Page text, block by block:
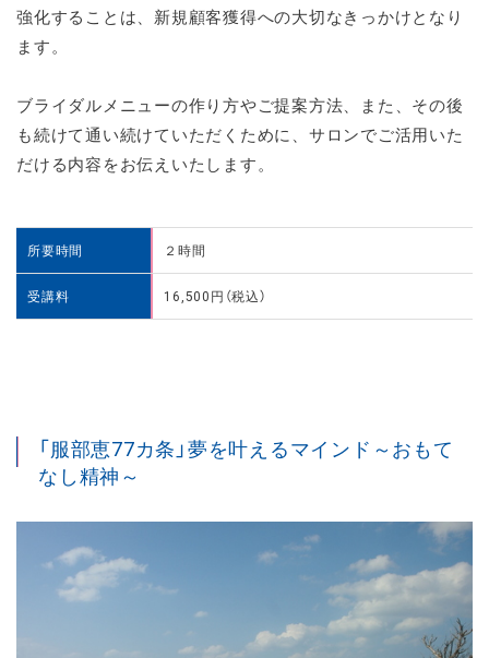
強化することは、新規顧客獲得への大切なきっかけとなり
ます。
ブライダルメニューの作り方やご提案方法、また、その後
も続けて通い続けていただくために、サロンでご活用いた
だける内容をお伝えいたします。
所要時間 ２時間
受講料 16,500円（税込）
「服部恵77カ条」夢を叶えるマインド～おもて
なし精神～